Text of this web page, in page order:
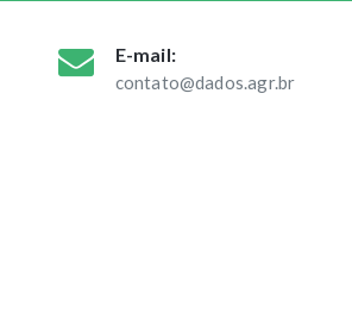
E-mail:
contato@dados.agr.br